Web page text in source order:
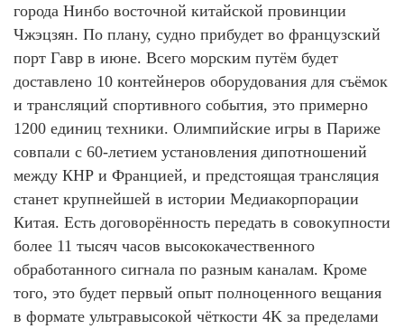
города Нинбо восточной китайской провинции
Чжэцзян. По плану, судно прибудет во французский
порт Гавр в июне. Всего морским путём будет
доставлено 10 контейнеров оборудования для съёмок
и трансляций спортивного события, это примерно
1200 единиц техники. Олимпийские игры в Париже
совпали с 60-летием установления дипотношений
между КНР и Францией, и предстоящая трансляция
станет крупнейшей в истории Медиакорпорации
Китая. Есть договорённость передать в совокупности
более 11 тысяч часов высококачественного
обработанного сигнала по разным каналам. Кроме
того, это будет первый опыт полноценного вещания
в формате ультравысокой чёткости 4K за пределами